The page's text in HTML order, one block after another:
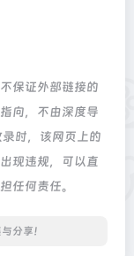
保证外部链接的
向，不由深度导
时，该网页上的
现违规，可以直
任何责任。
分享！